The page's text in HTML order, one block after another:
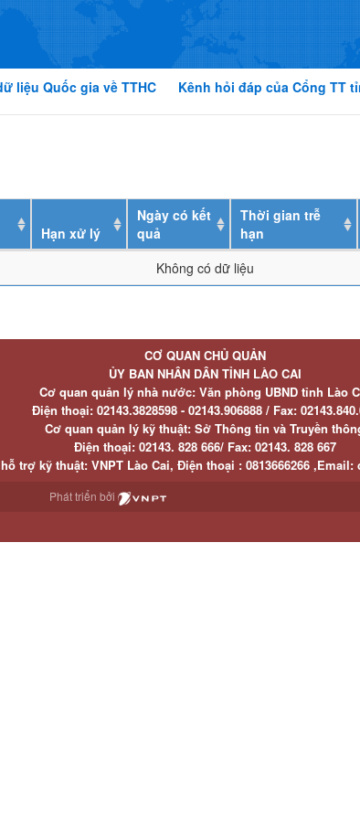
liệu Quốc gia về TTHC Kênh hỏi đáp của Cổng TT
Hạn xử lý
Ngày có kết
quả
Thời gian trễ
hạn
Không có dữ liệu
CƠ QUAN CHỦ QUẢN
ỦY BAN NHÂN DÂN TỈNH LÀO CAI
Cơ quan quản lý nhà nước: Văn phòng UBND tỉnh Lào
Điện thoại:02143.3828598 - 02143.906888 / Fax:
Cơ quan quản lý kỹ thuật: Sở Thông tin và Truyền
Điện thoại:02143. 828 666/ Fax:02143. 828 667
trợ kỹ thuật: VNPT Lào Cai, Điện thoại : 0813666266 ,Email:
Phát triển bởi